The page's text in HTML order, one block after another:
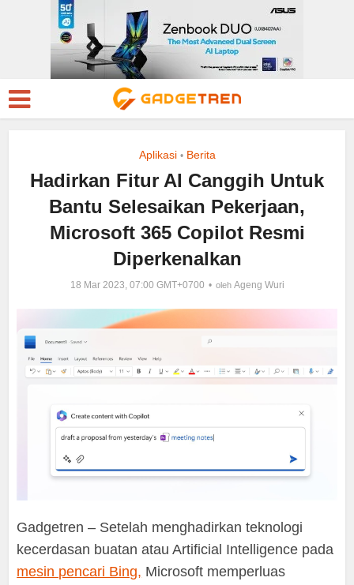
Aplikasi • Berita
Hadirkan Fitur AI Canggih Untuk
Bantu Selesaikan Pekerjaan,
Microsoft 365 Copilot Resmi
Diperkenalkan
18 Mar 2023, 07:00 GMT+0700 oleh Ageng Wuri
Gadgetren – Setelah menghadirkan teknologi
kecerdasan buatan atau Artificial Intelligence pada
mesin pencari Bing, Microsoft memperluas